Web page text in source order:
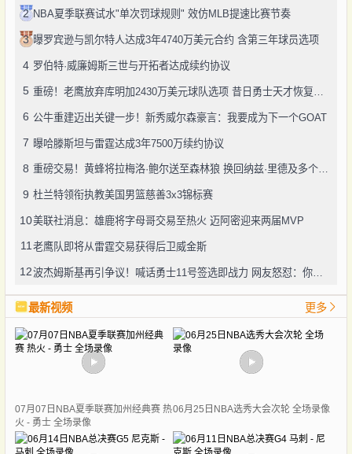
2 NBA夏季联赛试水"单次罚球规则" 效仿MLB提速比赛节奏
3 曝罗宾逊与凯尔特人达成3年4740万美元合约 含第三年球员选项
4 罗伯特·威廉姆斯三世与开拓者达成续约协议
5
6 公牛重建迈出关键一步！新秀威尔森豪言：我要成为下一个GOAT
7 曝哈滕斯坦与雷霆达成3年7500万续约协议
8 重磅交易！黄蜂将拉梅洛·鲍尔送至森林狼 换回纳兹·里德及多个选秀权
9 杜兰特领衔执教美国男篮慈善3x3锦标赛
10美联社消息：雄鹿将字母哥交易至热火 迈阿密迎来两届MVP
11老鹰队即将从雷霆交易获得后卫威金斯
12 波杰姆斯基再引争议！喊话勇士11号签选即战力 网友怒怼：你算老几
最新视频 更多
07月07日NBA夏季联赛加州经典赛 热
火 - 勇士 全场录像
06月25日NBA选秀大会次轮 全场录像